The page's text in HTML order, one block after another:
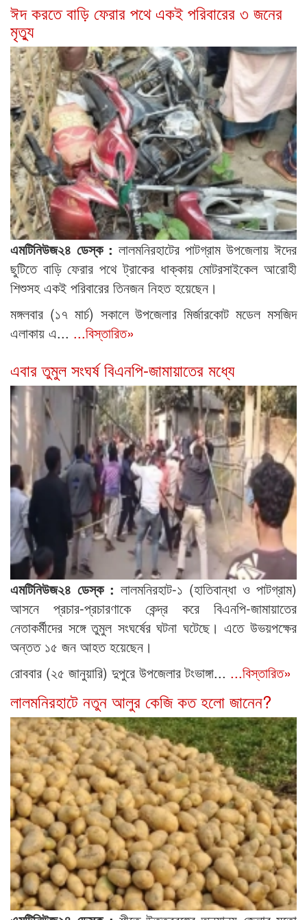
ঈদ করতে বাড়ি ফেরার পথে একই পরিবারের ৩ জনের
মৃত্যু
এমটিনিউজ২৪ ডেস্ক : লালমনিরহাটের পাটগ্রাম উপজেলায় ঈদের
ছুটিতে বাড়ি ফেরার পথে ট্রাকের ধাক্কায় মোটরসাইকেল আরোহী
শিশুসহ একই পরিবারের তিনজন নিহত হয়েছেন।
মঙ্গলবার (১৭ মার্চ) সকালে উপজেলার মির্জারকোট মডেল মসজিদ
এলাকায় এ... ...বিস্তারিত»
এবার তুমুল সংঘর্ষ বিএনপি-জামায়াতের মধ্যে
এমটিনিউজ২৪ ডেস্ক : লালমনিরহাট-১ (হাতিবান্ধা ও পাটগ্রাম)
আসনে প্রচার-প্রচারণাকে কেন্দ্র করে বিএনপি-জামায়াতের
নেতাকর্মীদের সঙ্গে তুমুল সংঘর্ষের ঘটনা ঘটেছে। এতে উভয়পক্ষের
অন্তত ১৫ জন আহত হয়েছেন।
রোববার (২৫ জানুয়ারি) দুপুরে উপজেলার টংভাঙ্গা... ...বিস্তারিত»
লালমনিরহাটে নতুন আলুর কেজি কত হলো জানেন?